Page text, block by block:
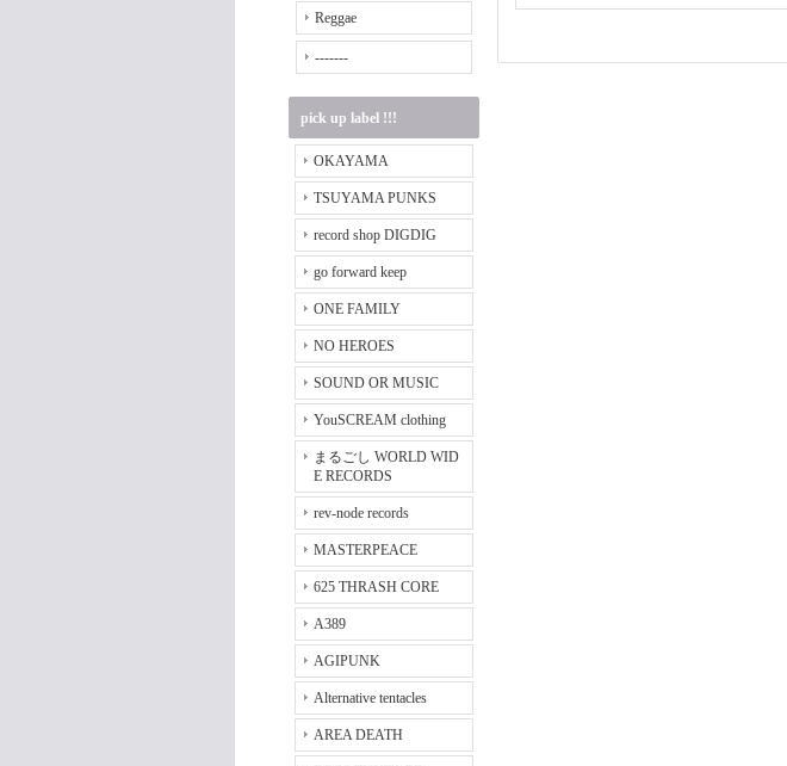
Reggae
-------
pick up label !!!
OKAYAMA
TSUYAMA PUNKS
record shop DIGDIG
go forward keep
ONE FAMILY
NO HEROES
SOUND OR MUSIC
YouSCREAM clothing
まるごし WORLD WID
E RECORDS
rev-node records
MASTERPEACE
625 THRASH CORE
A389
AGIPUNK
Alternative tentacles
AREA DEATH